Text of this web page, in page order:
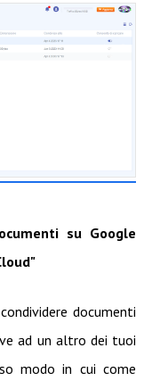
su Google
documenti
ad un altro dei tuoi
modo in cui come